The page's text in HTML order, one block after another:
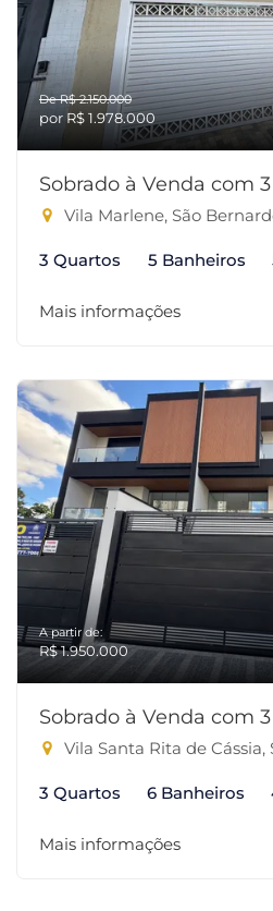
De R$ 2.150.000
por R$ 1.978.000
Sobrado à Venda com
Vila Marlene, São
3 Quartos 5 Banheiros
Mais informações
A partir de:
R$ 1.950.000
Sobrado à Venda com
Vila Santa Rita de Cássia,
3 Quartos 6 Banheiros
Mais informações